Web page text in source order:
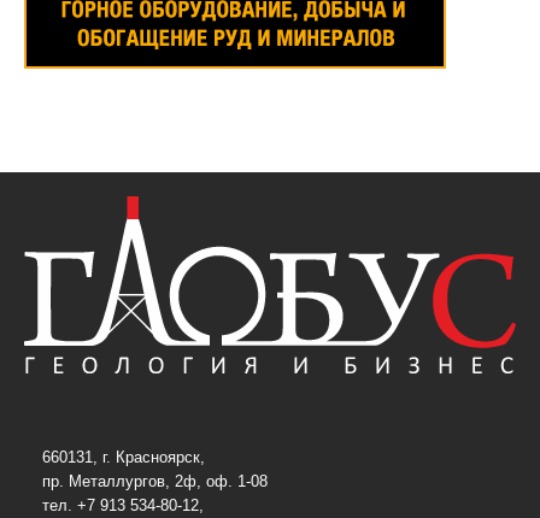
660131, г. Красноярск,
пр. Металлургов, 2ф, оф. 1-08
тел. +7 913 534-80-12,